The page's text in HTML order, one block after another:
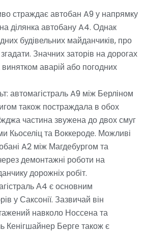
страждає автобан A9 у напрямку
ділянка автобану A4. Однак
будівельних майданчиків, про
Значних заторів на дорогах
винятком аварій або погодних
автомагістраль A9 між Берліном
також постраждала в обох
частина звужена до двох смуг
Кьоселіц та Воккероде. Можливі
A2 між Магдебургом та
демонтажні роботи на
дорожніх робіт.
А4 є основним
у Саксонії. Зазвичай він
навколо Носсена та
Кенігшайнер Берге також є